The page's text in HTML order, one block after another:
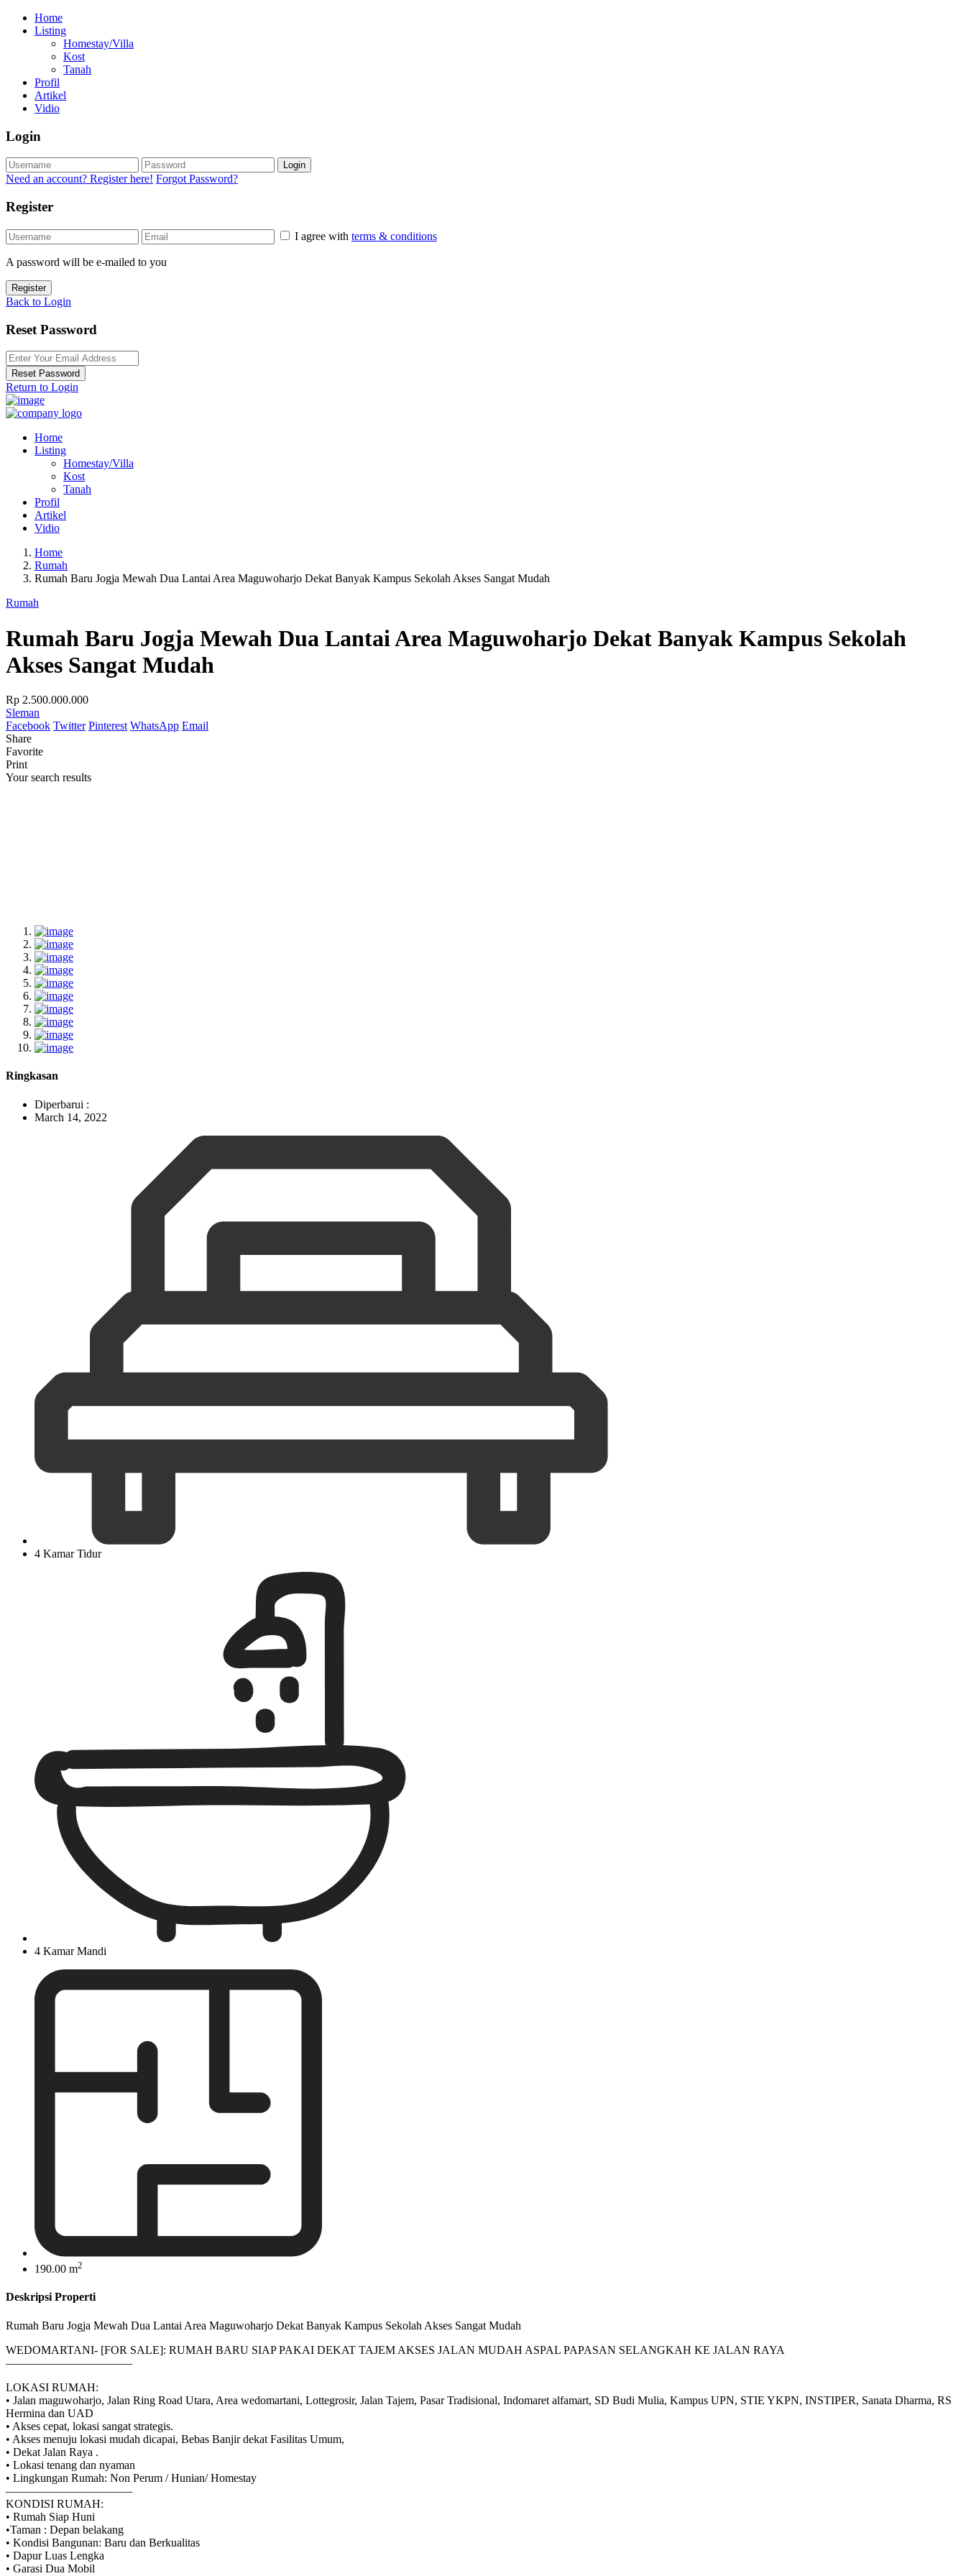
Home
Listing
Homestay/Villa
Kost
Tanah
Profil
Artikel
Vidio
Login
Login
Need an account? Register here! Forgot Password?
Register
I agree with terms & conditions
A password will be e-mailed to you
Register
Back to Login
Reset Password
Reset Password
Return to Login
Home
Listing
Homestay/Villa
Kost
Tanah
Profil
Artikel
Vidio
Home
Rumah
Rumah Baru Jogja Mewah Dua Lantai Area Maguwoharjo Dekat Banyak Kampus Sekolah Akses Sangat Mudah
Rumah
Rumah Baru Jogja Mewah Dua Lantai Area Maguwoharjo Dekat Banyak Kampus Sekolah
Akses Sangat Mudah
Rp 2.500.000.000
Sleman
Facebook Twitter Pinterest WhatsApp Email
Share
Favorite
Print
Your search results
Ringkasan
Diperbarui :
March 14, 2022
4 Kamar Tidur
4 Kamar Mandi
190.00 m2
Deskripsi Properti
Rumah Baru Jogja Mewah Dua Lantai Area Maguwoharjo Dekat Banyak Kampus Sekolah Akses Sangat Mudah
WEDOMARTANI- [FOR SALE]: RUMAH BARU SIAP PAKAI DEKAT TAJEM AKSES JALAN MUDAH ASPAL PAPASAN SELANGKAH KE JALAN RAYA
———————————
LOKASI RUMAH:
• Jalan maguwoharjo, Jalan Ring Road Utara, Area wedomartani, Lottegrosir, Jalan Tajem, Pasar Tradisional, Indomaret alfamart, SD Budi Mulia, Kampus UPN, STIE YKPN, INSTIPER, Sanata Dharma, RS
Hermina dan UAD
• Akses cepat, lokasi sangat strategis.
• Akses menuju lokasi mudah dicapai, Bebas Banjir dekat Fasilitas Umum,
• Dekat Jalan Raya .
• Lokasi tenang dan nyaman
• Lingkungan Rumah: Non Perum / Hunian/ Homestay
———————————
KONDISI RUMAH:
• Rumah Siap Huni
•Taman : Depan belakang
• Kondisi Bangunan: Baru dan Berkualitas
• Dapur Luas Lengka
• Garasi Dua Mobil